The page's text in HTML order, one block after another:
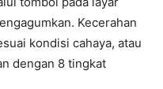
Kecerahan
kondisi cahaya, atau
dengan 8 tingkat